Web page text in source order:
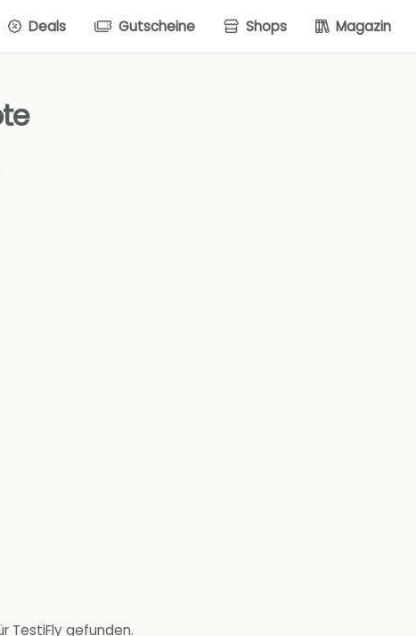
Deals Gutscheine Shops Magazin
TestiFly gefunden.